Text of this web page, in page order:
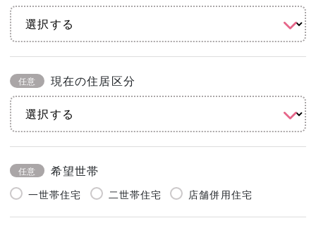
任意 現在の住居区分
任意 希望世帯
一世帯住宅 二世帯住宅 店舗併用住宅